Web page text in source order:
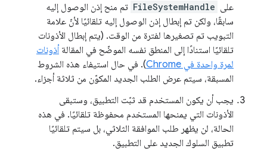
على FileSystemHandle تم منح إذن الوصول إليه
سابقًا، ولكن تم إبطال إذن الوصول إليه تلقائيًا لأنّ علامة
التبويب تم تصغيرها لفترة من الوقت. (يتم إبطال الأذونات
تلقائيًا استنادًا إلى المنطق نفسه الموضّح في المقالةأذونات
لمرة واحدة في Chrome
). في حال استيفاء هذه الشروط
المسبقة، سيتم عرض الطلب الجديد المكوّن من ثلاثة أجزاء.
يجب أن يكون المستخدم قد ثبّت التطبيق، وستبقى
الأذونات التي يمنحها المستخدم محفوظة تلقائيًا. في هذه
الحالة، لن يظهر طلب الموافقة الثلاثي، بل سيتم تلقائيًا
تطبيق السلوك الجديد على التطبيق.